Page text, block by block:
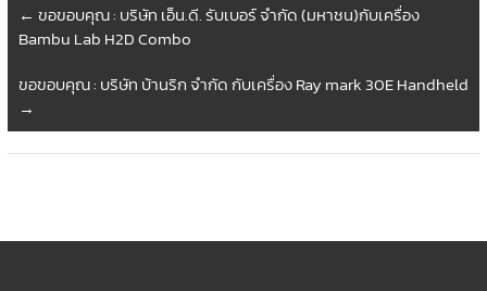
← ขอขอบคุณ : บริษัท เอ็น.ดี. รับเบอร์ จำกัด (มหาชน)กับเครื่อง
Bambu Lab H2D Combo
ขอขอบคุณ : บริษัท บ้านริก จำกัด กับเครื่อง Ray mark 30E Handheld
→